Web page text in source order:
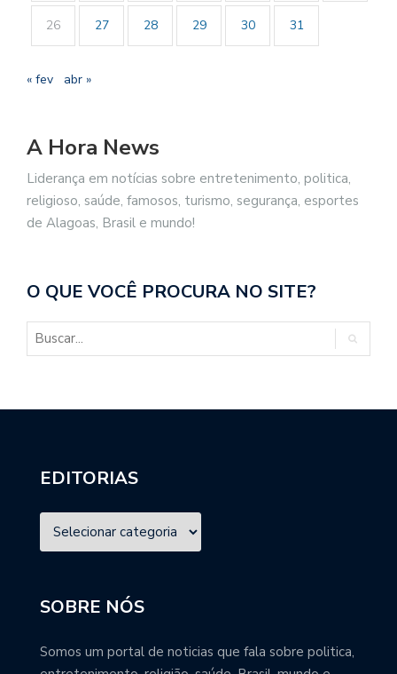
26 27 28 29 30 31
« fev abr »
A Hora News
Liderança em notícias sobre entretenimento, politica,
religioso, saúde, famosos, turismo, segurança, esportes
de Alagoas, Brasil e mundo!
O QUE VOCÊ PROCURA NO SITE?
EDITORIAS
SOBRE NÓS
Somos um portal de noticias que fala sobre politica,